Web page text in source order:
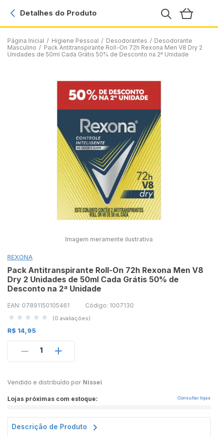
Página Inicial / Higiene Pessoal / Desodorantes / Desodorante
Masculino / Pack Antitranspirante Roll-On 72h Rexona Men V8 Dry 2
Unidades de 50ml Cada Grátis 50% de Desconto na 2ª Unidade
Detalhes do Produto
Imagem meramente ilustrativa
REXONA
Pack Antitranspirante Roll-On 72h Rexona Men V8
Dry 2 Unidades de 50ml Cada Grátis 50% de
Desconto na 2ª Unidade
EAN: 07891150105461 Código: 1007130
(0 avaliações)
R$ 14,95
1
Vendido e distribuído por Nissei
Lojas próximas com estoque: Consultar lojas
Descrição de Produto